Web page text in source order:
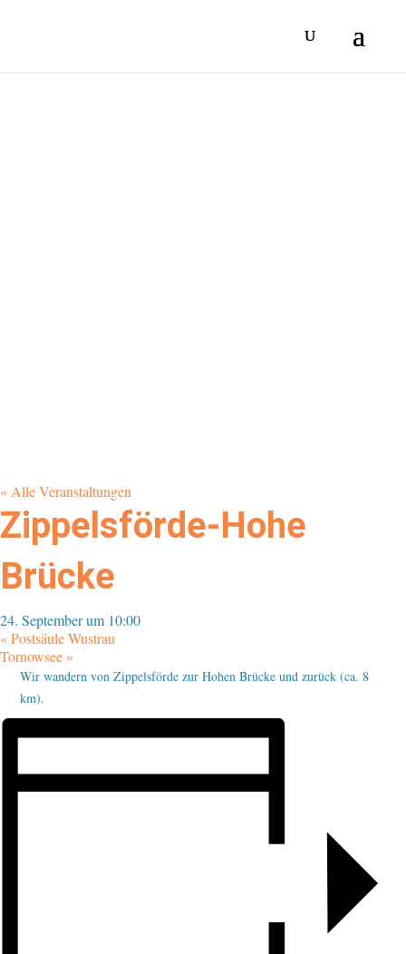
« Alle Veranstaltungen
Zippelsförde-Hohe
Brücke
24. September um 10:00
«Postsäule Wustrau
Tornowsee »
Wir wandern von Zippelsförde zur Hohen Brücke und zurück (ca. 8
km).